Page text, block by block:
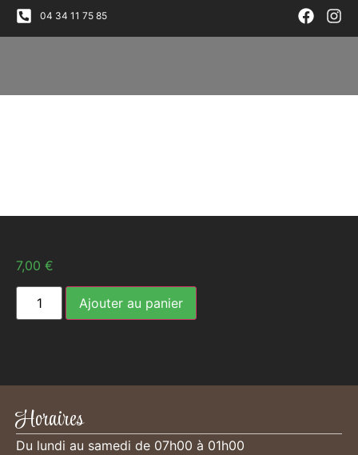
04 34 11 75 85
7,00 €
Ajouter au panier
Horaires
Du lundi au samedi de 07h00 à 01h00